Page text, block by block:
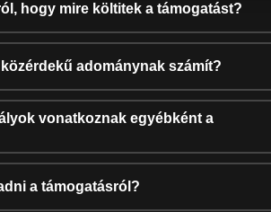
hogy mire költitek a támogatást?
adománynak számít?
vonatkoznak egyébként a
a támogatásról?